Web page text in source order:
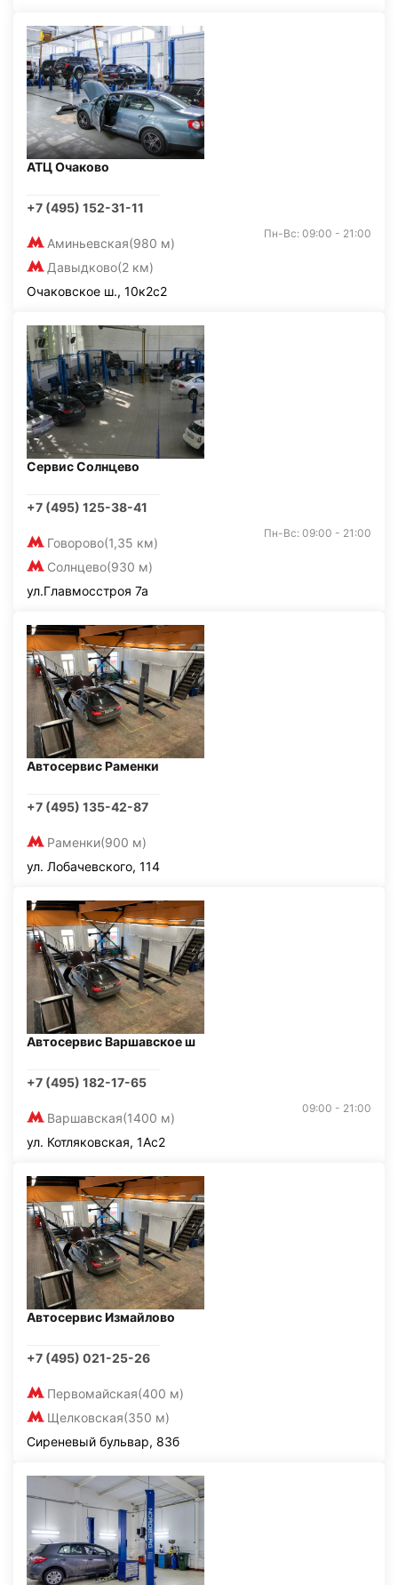
АТЦ Очаково
+7 (495) 152-31-11
Аминьевская(980 м)
Давыдково(2 км)
Пн-Вс: 09:00 - 21:00
Очаковское ш., 10к2с2
Сервис Солнцево
+7 (495) 125-38-41
Говорово(1,35 км)
Солнцево(930 м)
Пн-Вс: 09:00 - 21:00
ул.Главмосстроя 7а
Автосервис Раменки
+7 (495) 135-42-87
Раменки(900 м)
ул. Лобачевского, 114
Автосервис Варшавское ш
+7 (495) 182-17-65
Варшавская(1400 м)
09:00 - 21:00
ул. Котляковская, 1Ас2
Автосервис Измайлово
+7 (495) 021-25-26
Первомайская(400 м)
Щелковская(350 м)
Сиреневый бульвар, 83б